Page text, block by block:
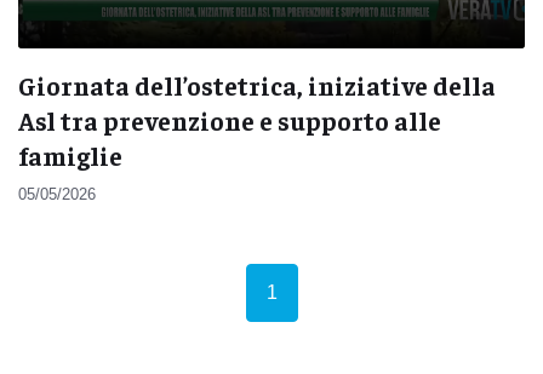
Giornata dell’ostetrica, iniziative della
Asl tra prevenzione e supporto alle
famiglie
05/05/2026
1